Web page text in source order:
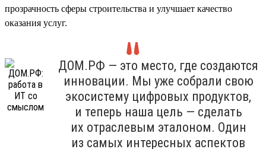
прозрачность сферы строительства и улучшает качество
оказания услуг.
ДОМ.РФ — это место, где создаются
инновации. Мы уже собрали свою
экосистему цифровых продуктов,
и теперь наша цель — сделать
их отраслевым эталоном. Один
из самых интересных аспектов